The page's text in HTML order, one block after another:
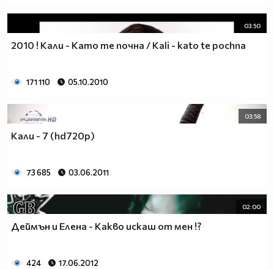
03:50
2010 ! Кали - Като те почна / Kali - kato te pochna
171 110 05.10.2010
03:58
Кали - 7 (hd720p)
73 685 03.06.2011
02:00
Деймън и Елена - Какво искаш от мен !?
424 17.06.2012